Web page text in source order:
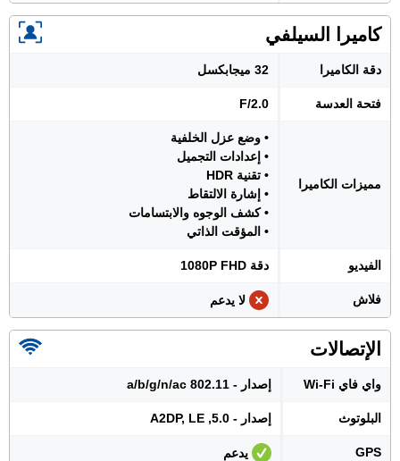
كاميرا السيلفي
دقة الكاميرا 32 ميجابكسل
فتحة العدسة F/2.0
مميزات الكاميرا
• وضع عزل الخلفية
• إعدادات التجميل
• تقنية HDR
• إشارة الالتقاط
• كشف الوجوه والابتسامات
• المؤقت الذاتي
الفيديو دقة 1080P FHD
فلاش لا يدعم
الإتصالات
واي فاي Wi-Fi إصدار - 802.11 a/b/g/n/ac
البلوتوث إصدار - 5.0, A2DP, LE
GPS يدعم